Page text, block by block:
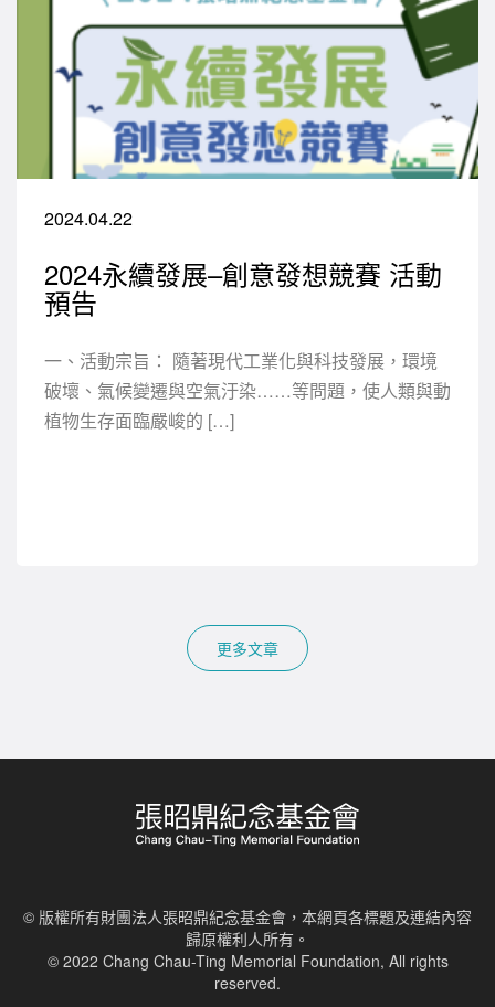
2024.04.22
2024永續發展–創意發想競賽 活動
預告
一、活動宗旨： 隨著現代工業化與科技發展，環境
破壞、氣候變遷與空氣汙染……等問題，使人類與動
植物生存面臨嚴峻的 […]
更多文章
© 版權所有財團法人張昭鼎紀念基金會，本網頁各標題及連結內容
歸原權利人所有。
© 2022 Chang Chau-Ting Memorial Foundation, All rights
reserved.